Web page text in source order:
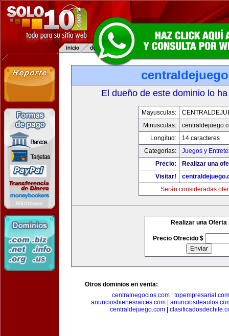
El dueño de este dominio lo
Mayusculas:
Minusculas:
Longitud:
14 caracteres
Categorias:
Juegos y
Precio:
Realizar una
Visitar!
Serán consideradas
Realizar una Oferta
Precio Ofrecido $
Otros dominios en venta:
centralnegocios.com| topempresarial.com
anunciosbienesraices.com|
centraldejuego.com